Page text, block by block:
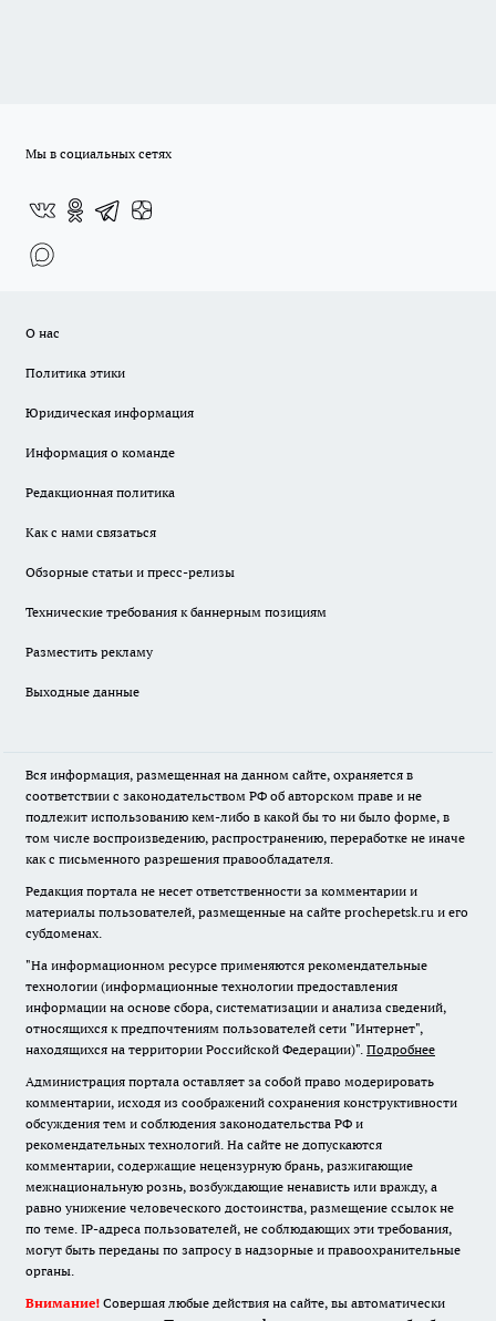
Мы в социальных сетях
О нас
Политика этики
Юридическая информация
Информация о команде
Редакционная политика
Как с нами связаться
Обзорные статьи и пресс-релизы
Технические требования к баннерным позициям
Разместить рекламу
Выходные данные
Вся информация, размещенная на данном сайте, охраняется в
соответствии с законодательством РФ об авторском праве и не
подлежит использованию кем-либо в какой бы то ни было форме, в
том числе воспроизведению, распространению, переработке не иначе
как с письменного разрешения правообладателя.
Редакция портала не несет ответственности за комментарии и
материалы пользователей, размещенные на сайте prochepetsk.ru и его
субдоменах.
"На информационном ресурсе применяются рекомендательные
технологии (информационные технологии предоставления
информации на основе сбора, систематизации и анализа сведений,
относящихся к предпочтениям пользователей сети "Интернет",
находящихся на территории Российской Федерации)". Подробнее
Администрация портала оставляет за собой право модерировать
комментарии, исходя из соображений сохранения конструктивности
обсуждения тем и соблюдения законодательства РФ и
рекомендательных технологий. На сайте не допускаются
комментарии, содержащие нецензурную брань, разжигающие
межнациональную рознь, возбуждающие ненависть или вражду, а
равно унижение человеческого достоинства, размещение ссылок не
по теме. IP-адреса пользователей, не соблюдающих эти требования,
могут быть переданы по запросу в надзорные и правоохранительные
органы.
Внимание! Совершая любые действия на сайте, вы автоматически